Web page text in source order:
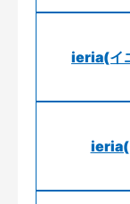
ieria(イ
ieria(